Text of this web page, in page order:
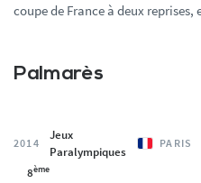
coupe de France à deux reprises,
Palmarès
2014
Jeux
Paralympiques
PARIS
8ème